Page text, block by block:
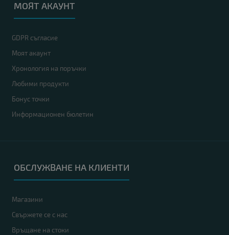
МОЯТ АКАУНТ
GDPR съгласие
Моят акаунт
Хронология на поръчки
Любими продукти
Бонус точки
Информационен бюлетин
ОБСЛУЖВАНЕ НА КЛИЕНТИ
Магазини
Свържете се с нас
Връщане на стоки